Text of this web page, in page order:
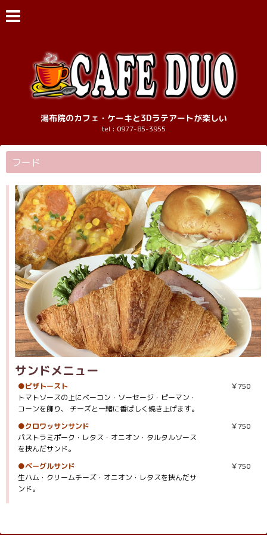
湯布院のカフェ・ケーキと3Dラテアートが楽しい
tel : 0977-85-3955
フード
サンドメニュー
●ピザトースト
トマトソースの上にベーコン・ソーセージ・ピーマン・
コーンを飾り、 チーズと一緒に香ばしく焼き上げます。
￥750
●クロワッサンサンド
パストラミポーク・レタス・オニオン・タルタルソース
を挟んだサンド。
￥750
●ベーグルサンド
生ハム・クリームチーズ・オニオン・レタスを挟んだサ
ンド。
￥750